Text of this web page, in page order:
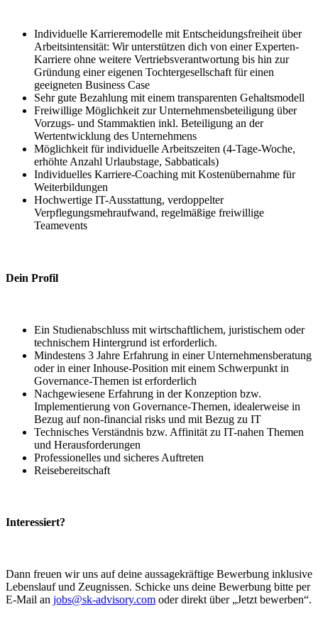
Individuelle Karrieremodelle mit Entscheidungsfreiheit über
Arbeitsintensität: Wir unterstützen dich von einer Experten-
Karriere ohne weitere Vertriebsverantwortung bis hin zur
Gründung einer eigenen Tochtergesellschaft für einen
geeigneten Business Case
Sehr gute Bezahlung mit einem transparenten Gehaltsmodell
Freiwillige Möglichkeit zur Unternehmensbeteiligung über
Vorzugs- und Stammaktien inkl. Beteiligung an der
Wertentwicklung des Unternehmens
Möglichkeit für individuelle Arbeitszeiten (4-Tage-Woche,
erhöhte Anzahl Urlaubstage, Sabbaticals)
Individuelles Karriere-Coaching mit Kostenübernahme für
Weiterbildungen
Hochwertige IT-Ausstattung, verdoppelter
Verpflegungsmehraufwand, regelmäßige freiwillige
Teamevents
Dein Profil
Ein Studienabschluss mit wirtschaftlichem, juristischem oder
technischem Hintergrund ist erforderlich.
Mindestens 3 Jahre Erfahrung in einer Unternehmensberatung
oder in einer Inhouse-Position mit einem Schwerpunkt in
Governance-Themen ist erforderlich
Nachgewiesene Erfahrung in der Konzeption bzw.
Implementierung von Governance-Themen, idealerweise in
Bezug auf non-financial risks und mit Bezug zu IT
Technisches Verständnis bzw. Affinität zu IT-nahen Themen
und Herausforderungen
Professionelles und sicheres Auftreten
Reisebereitschaft
Interessiert?
Dann freuen wir uns auf deine aussagekräftige Bewerbung inklusive
Lebenslauf und Zeugnissen. Schicke uns deine Bewerbung bitte per
E-Mail an jobs@sk-advisory.com oder direkt über „Jetzt bewerben“.